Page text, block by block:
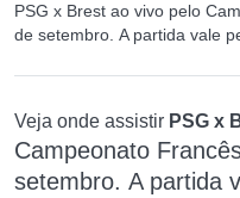
PSG x Brest ao vivo pelo
de setembro. A partida vale
Veja onde assistir PSG x
Campeonato
setembro. A partida